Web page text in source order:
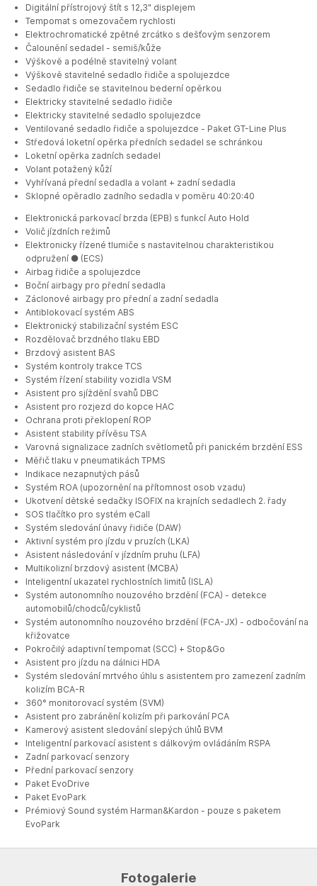
Digitální přístrojový štít s 12,3" displejem
Tempomat s omezovačem rychlosti
Elektrochromatické zpětné zrcátko s dešťovým senzorem
Čalounění sedadel - semiš/kůže
Výškově a podélně stavitelný volant
Výškově stavitelné sedadlo řidiče a spolujezdce
Sedadlo řidiče se stavitelnou bederní opěrkou
Elektricky stavitelné sedadlo řidiče
Elektricky stavitelné sedadlo spolujezdce
Ventilované sedadlo řidiče a spolujezdce - Paket GT-Line Plus
Středová loketní opěrka předních sedadel se schránkou
Loketní opěrka zadních sedadel
Volant potažený kůží
Vyhřívaná přední sedadla a volant + zadní sedadla
Sklopné opěradlo zadního sedadla v poměru 40:20:40
Elektronická parkovací brzda (EPB) s funkcí Auto Hold
Volič jízdních režimů
Elektronicky řízené tlumiče s nastavitelnou charakteristikou
odpružení ● (ECS)
Airbag řidiče a spolujezdce
Boční airbagy pro přední sedadla
Záclonové airbagy pro přední a zadní sedadla
Antiblokovací systém ABS
Elektronický stabilizační systém ESC
Rozdělovač brzdného tlaku EBD
Brzdový asistent BAS
Systém kontroly trakce TCS
Systém řízení stability vozidla VSM
Asistent pro sjíždění svahů DBC
Asistent pro rozjezd do kopce HAC
Ochrana proti překlopení ROP
Asistent stability přívěsu TSA
Varovná signalizace zadních světlometů při panickém brzdění ESS
Měřič tlaku v pneumatikách TPMS
Indikace nezapnutých pásů
Systém ROA (upozornění na přítomnost osob vzadu)
Ukotvení dětské sedačky ISOFIX na krajních sedadlech 2. řady
SOS tlačítko pro systém eCall
Systém sledování únavy řidiče (DAW)
Aktivní systém pro jízdu v pruzích (LKA)
Asistent následování v jízdním pruhu (LFA)
Multikolizní brzdový asistent (MCBA)
Inteligentní ukazatel rychlostních limitů (ISLA)
Systém autonomního nouzového brzdění (FCA) - detekce
automobilů/chodců/cyklistů
Systém autonomního nouzového brzdění (FCA-JX) - odbočování na
křižovatce
Pokročilý adaptivní tempomat (SCC) + Stop&Go
Asistent pro jízdu na dálnici HDA
Systém sledování mrtvého úhlu s asistentem pro zamezení zadním
kolizím BCA-R
360° monitorovací systém (SVM)
Asistent pro zabránění kolizím při parkování PCA
Kamerový asistent sledování slepých úhlů BVM
Inteligentní parkovací asistent s dálkovým ovládáním RSPA
Zadní parkovací senzory
Přední parkovací senzory
Paket EvoDrive
Paket EvoPark
Prémiový Sound systém Harman&Kardon - pouze s paketem
EvoPark
Fotogalerie